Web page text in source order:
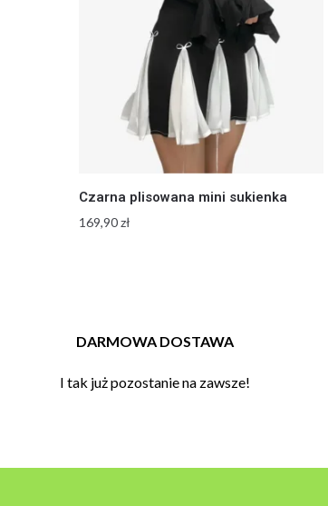
Czarna plisowana mini sukienka
169,90zł
DARMOWA DOSTAWA
I tak już pozostanie na zawsze!